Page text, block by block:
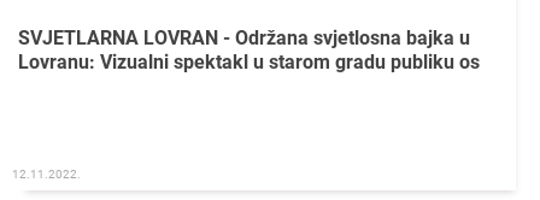
SVJETLARNA LOVRAN - Održana svjetlosna bajka u
Lovranu: Vizualni spektakl u starom gradu publiku os
12.11.2022.